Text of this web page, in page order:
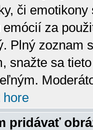
či
emócií za
Plný zoznam
snažte sa
hore
pridávať